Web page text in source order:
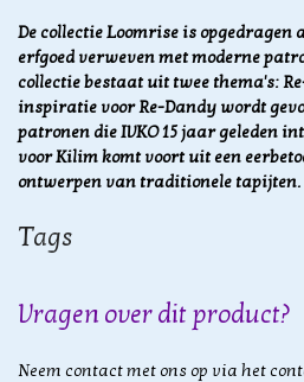
De collectie Loomrise is
erfgoed verweven met moderne
collectie bestaat uit twee thema's:
inspiratie voor Re-Dandy wordt
patronen die IVKO 15 jaar geleden
voor Kilim komt voort uit een
ontwerpen van traditionele tapijten.
Tags
Vragen over dit product?
Neem contact met ons op via het